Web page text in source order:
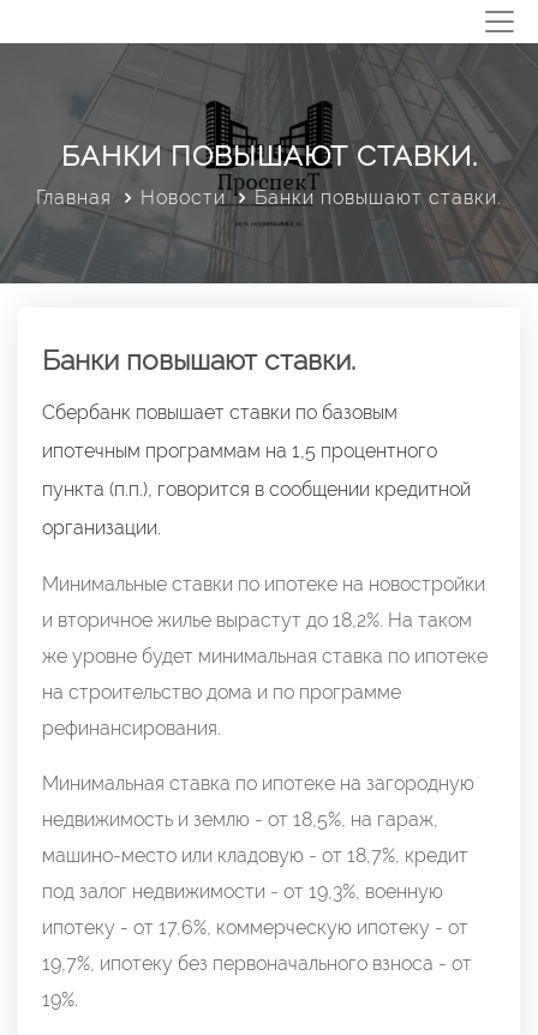
БАНКИ ПОВЫШАЮТ СТАВКИ.
Главная Новости Банки повышают ставки.
Банки повышают ставки.
Сбербанк повышает ставки по базовым
ипотечным программам на 1,5 процентного
пункта (п.п.), говорится в сообщении кредитной
организации.
Минимальные ставки по ипотеке на новостройки
и вторичное жилье вырастут до 18,2%. На таком
же уровне будет минимальная ставка по ипотеке
на строительство дома и по программе
рефинансирования.
Минимальная ставка по ипотеке на загородную
недвижимость и землю - от 18,5%, на гараж,
машино-место или кладовую - от 18,7%, кредит
под залог недвижимости - от 19,3%, военную
ипотеку - от 17,6%, коммерческую ипотеку - от
19,7%, ипотеку без первоначального взноса - от
19%.